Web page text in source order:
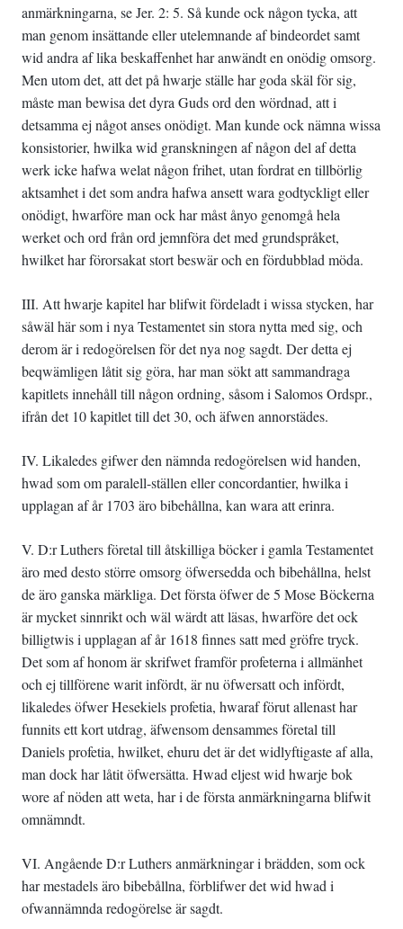
anmärkningarna, se Jer. 2: 5. Så kunde ock någon tycka, att
man genom insättande eller utelemnande af bindeordet samt
wid andra af lika beskaffenhet har anwändt en onödig omsorg.
Men utom det, att det på hwarje ställe har goda skäl för sig,
måste man bewisa det dyra Guds ord den wördnad, att i
detsamma ej något anses onödigt. Man kunde ock nämna wissa
konsistorier, hwilka wid granskningen af någon del af detta
werk icke hafwa welat någon frihet, utan fordrat en tillbörlig
aktsamhet i det som andra hafwa ansett wara godtyckligt eller
onödigt, hwarföre man ock har måst ånyo genomgå hela
werket och ord från ord jemnföra det med grundspråket,
hwilket har förorsakat stort beswär och en fördubblad möda.
III. Att hwarje kapitel har blifwit fördeladt i wissa stycken, har
såwäl här som i nya Testamentet sin stora nytta med sig, och
derom är i redogörelsen för det nya nog sagdt. Der detta ej
beqwämligen låtit sig göra, har man sökt att sammandraga
kapitlets innehåll till någon ordning, såsom i Salomos Ordspr.,
ifrån det 10 kapitlet till det 30, och äfwen annorstädes.
IV. Likaledes gifwer den nämnda redogörelsen wid handen,
hwad som om paralell-ställen eller concordantier, hwilka i
upplagan af år 1703 äro bibehållna, kan wara att erinra.
V. D:r Luthers företal till åtskilliga böcker i gamla Testamentet
äro med desto större omsorg öfwersedda och bibehållna, helst
de äro ganska märkliga. Det första öfwer de 5 Mose Böckerna
är mycket sinnrikt och wäl wärdt att läsas, hwarföre det ock
billigtwis i upplagan af år 1618 finnes satt med gröfre tryck.
Det som af honom är skrifwet framför profeterna i allmänhet
och ej tillförene warit infördt, är nu öfwersatt och infördt,
likaledes öfwer Hesekiels profetia, hwaraf förut allenast har
funnits ett kort utdrag, äfwensom densammes företal till
Daniels profetia, hwilket, ehuru det är det widlyftigaste af alla,
man dock har låtit öfwersätta. Hwad eljest wid hwarje bok
wore af nöden att weta, har i de första anmärkningarna blifwit
omnämndt.
VI. Angående D:r Luthers anmärkningar i brädden, som ock
har mestadels äro bibebållna, förblifwer det wid hwad i
ofwannämnda redogörelse är sagdt.